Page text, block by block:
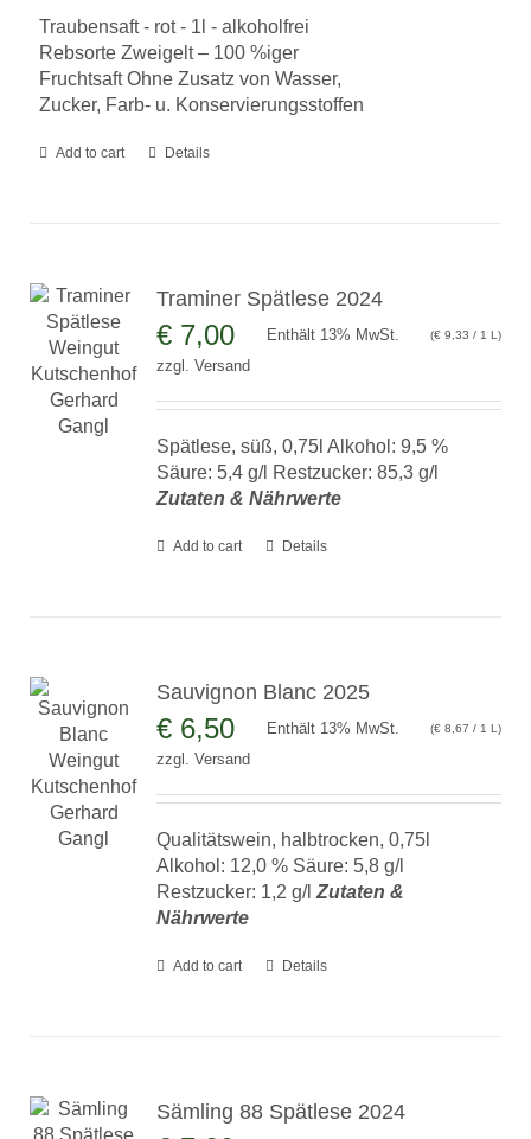
Traubensaft - rot - 1l - alkoholfrei
Rebsorte Zweigelt – 100 %iger
Fruchtsaft Ohne Zusatz von Wasser,
Zucker, Farb- u. Konservierungsstoffen
Add to cart Details
Traminer Spätlese 2024
€ 7,00 Enthält 13% MwSt. (€9,33 / 1 L)
zzgl.Versand
Spätlese, süß, 0,75l Alkohol: 9,5 %
Säure: 5,4 g/l Restzucker: 85,3 g/l
Zutaten & Nährwerte
Add to cart Details
Sauvignon Blanc 2025
€ 6,50 Enthält 13% MwSt. (€8,67 / 1 L)
zzgl.Versand
Qualitätswein, halbtrocken, 0,75l
Alkohol: 12,0 % Säure: 5,8 g/l
Restzucker: 1,2 g/lZutaten &
Nährwerte
Add to cart Details
Sämling 88 Spätlese 2024